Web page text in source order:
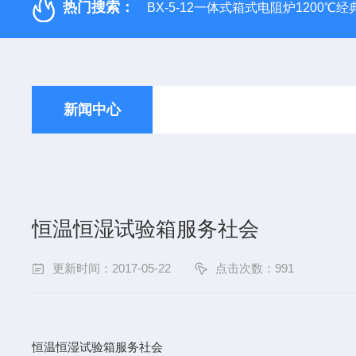
热门搜索： BX-5-12一体式箱式电阻炉1200℃经
新闻中心
恒温恒湿试验箱服务社会
更新时间：2017-05-22 点击次数：991
恒温恒湿试验箱服务社会